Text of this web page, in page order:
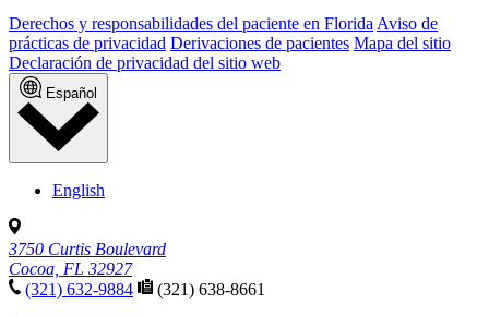
Derechos y responsabilidades del paciente en Florida Aviso de
prácticas de privacidad Derivaciones de pacientes Mapa del sitio
Declaración de privacidad del sitio web
Español
English
3750 Curtis Boulevard
Cocoa, FL 32927
(321) 632-9884
(321) 638-8661